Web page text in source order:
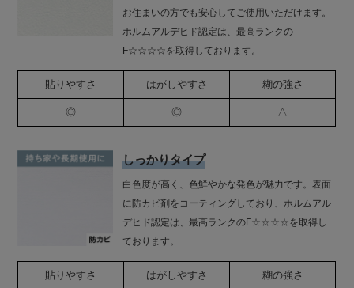
お住まいの方でも安心してご使用いただけます。
ホルムアルデヒド認定は、最高ランクの
F☆☆☆☆を取得しております。
貼りやすさ はがしやすさ 糊の強さ
◎ ◎ △
しっかりタイプ
白色度が高く、色鮮やかな発色が魅力です。表面
に防カビ剤をコーティングしており、ホルムアル
デヒド認定は、最高ランクのF☆☆☆☆を取得し
ております。
貼りやすさ はがしやすさ 糊の強さ